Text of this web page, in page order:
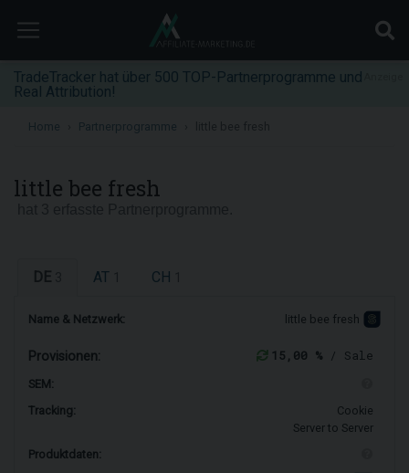
TradeTracker hat über 500 TOP-Partnerprogramme und
Real Attribution!
Home Partnerprogramme
little bee fresh
DE AT CH
Name & Netzwerk: little bee fresh
Provisionen: 15,00 % / Sale
SEM:
Tracking:
Cookie
Server to Server
Produktdaten: